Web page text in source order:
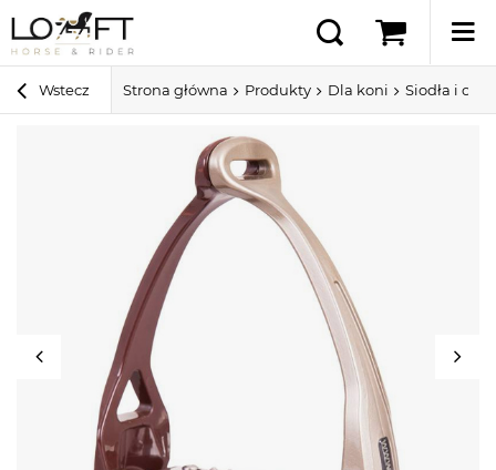
Wstecz Strona główna Produkty Dla koni Siodła i